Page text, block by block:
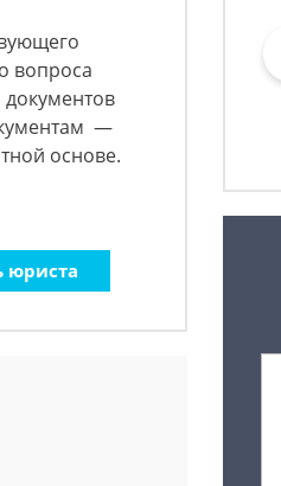
вопроса
—
основе.
юриста